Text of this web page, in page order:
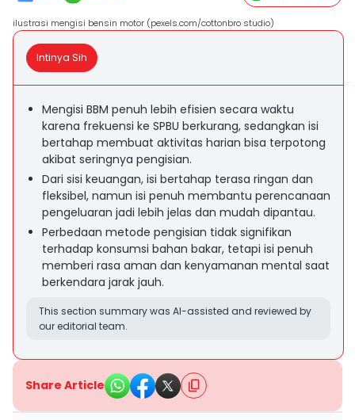
ilustrasi mengisi bensin motor (pexels.com/cottonbro studio)
Intinya Sih
Mengisi BBM penuh lebih efisien secara waktu
karena frekuensi ke SPBU berkurang, sedangkan isi
bertahap membuat aktivitas harian bisa terpotong
akibat seringnya pengisian.
Dari sisi keuangan, isi bertahap terasa ringan dan
fleksibel, namun isi penuh membantu perencanaan
pengeluaran jadi lebih jelas dan mudah dipantau.
Perbedaan metode pengisian tidak signifikan
terhadap konsumsi bahan bakar, tetapi isi penuh
memberi rasa aman dan kenyamanan mental saat
berkendara jarak jauh.
This section summary was AI-assisted and reviewed by
our editorial team.
Share Article